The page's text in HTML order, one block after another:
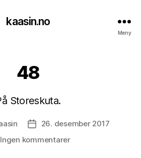
kaasin.no
Meny
48
Storeskuta.
Publiseringsdato
26. desember 2017
Ingen kommentarertil